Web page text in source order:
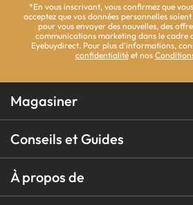
*En vous inscrivant, vous confirmez que
acceptez que vos données personnelles
pour vous envoyer des nouvelles, des
communications marketing dans le cadre
Eyebuydirect. Pour plus d'informations,
confidentialitéet nos
Magasiner
Conseils et Guides
À propos de